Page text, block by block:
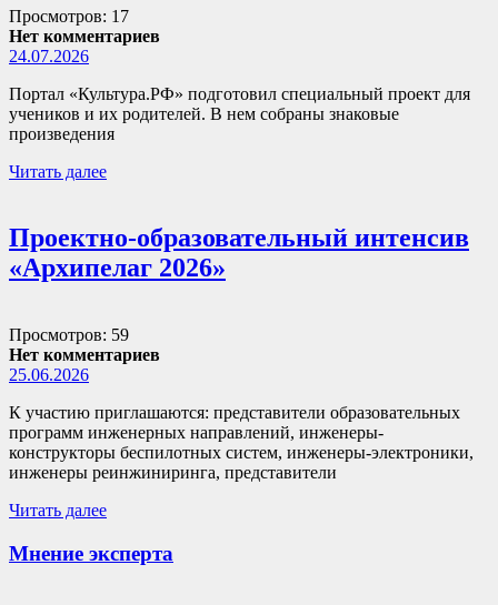
Просмотров: 17
Нет комментариев
24.07.2026
Портал «Культура.РФ» подготовил специальный проект для
учеников и их родителей. В нем собраны знаковые
произведения
Читать далее
Проектно-образовательный интенсив
«Архипелаг 2026»
Просмотров: 59
Нет комментариев
25.06.2026
К участию приглашаются: представители образовательных
программ инженерных направлений, инженеры-
конструкторы беспилотных систем, инженеры-электроники,
инженеры реинжиниринга, представители
Читать далее
Мнение эксперта